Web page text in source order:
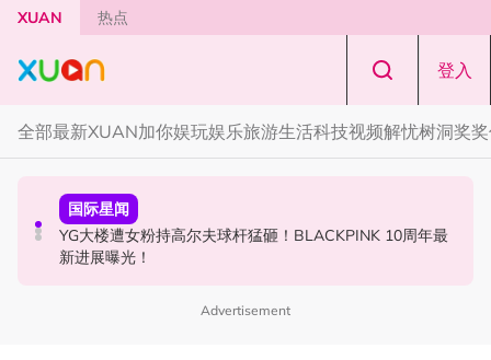
Skip to main content
XUAN 热点
登入
全部最新XUAN加你娱玩娱乐旅游生活科技视频解忧树洞奖
中港台新
Jaclyn Victor现身《歌手2026》现场！遭粉丝野生捕获要
求合照！
节庆
知多点 | 2026 农历七月鬼门开！10 大禁忌宁可信其有 少
穿全黑、全白
国际星闻
YG大楼遭女粉持高尔夫球杆猛砸！BLACKPINK 10周年最
新进展曝光！
Advertisement